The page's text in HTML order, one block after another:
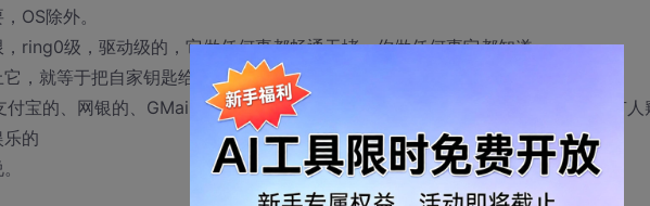
OS除外。
ring0级，驱动级的，它做任何事都畅通无堵，你做任何事它都知道，
，就等于把自家钥匙给它了，就等于一个少女把贞操给它了，
宝的、网银的、GMail的）、我的代码、我的资料、我的隐私是否安全，有没有人
的